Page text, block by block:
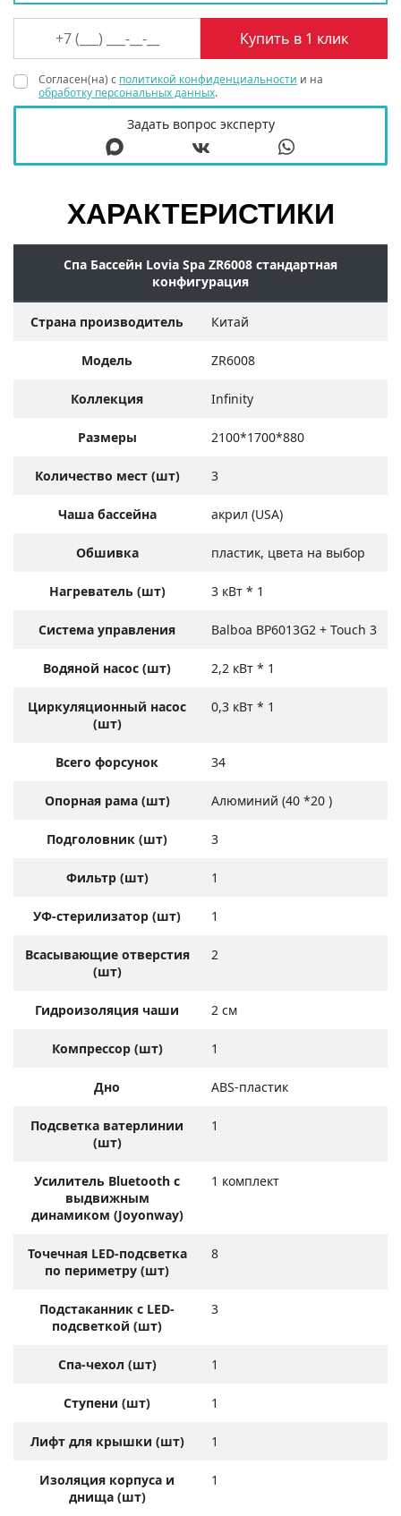
Согласен(на) с политикой конфиденциальности и на
обработку персональных данных.
Задать вопрос эксперту
ХАРАКТЕРИСТИКИ
Спа Бассейн Lovia Spa ZR6008 стандартная
конфигурация
Страна производитель Китай
Модель ZR6008
Коллекция Infinity
Размеры 2100*1700*880
Количество мест (шт) 3
Чаша бассейна акрил (USA)
Обшивка пластик, цвета на выбор
Нагреватель (шт) 3 кВт * 1
Система управления Balboa BP6013G2 + Touch 3
Водяной насос (шт) 2,2 кВт * 1
Циркуляционный насос
(шт)
0,3 кВт * 1
Всего форсунок 34
Опорная рама (шт) Алюминий (40 *20 )
Подголовник (шт) 3
Фильтр (шт) 1
УФ-стерилизатор (шт) 1
Всасывающие отверстия
(шт)
2
Гидроизоляция чаши 2 см
Компрессор (шт) 1
Дно ABS-пластик
Подсветка ватерлинии
(шт)
1
Усилитель Bluetooth с
выдвижным
динамиком (Joyonway)
1 комплект
Точечная LED-подсветка
по периметру (шт)
8
Подстаканник с LED-
подсветкой (шт)
3
Спа-чехол (шт) 1
Ступени (шт) 1
Лифт для крышки (шт) 1
Изоляция корпуса и
днища (шт)
1